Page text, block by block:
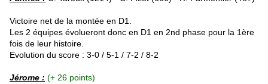
Victoire net de la montée en D1
Les 2 équipes évolueront donc en D1 en 2nd phase pour la 1ère
fois de leur histoire.
Evolution du score : 3-0 / 5-1 / 7-2 / 8-2
Jérome : (+ 26 points)